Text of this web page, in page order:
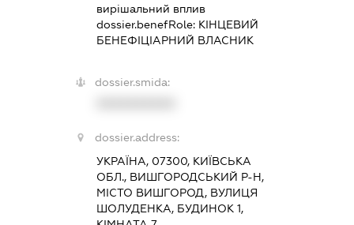
вирішальний вплив
dossier.benefRole: КІНЦЕВИЙ
БЕНЕФІЦІАРНИЙ ВЛАСНИК
dossier.smida:
dossier.address:
УКРАЇНА, 07300, КИЇВСЬКА
ОБЛ., ВИШГОРОДСЬКИЙ Р-Н,
МІСТО ВИШГОРОД, ВУЛИЦЯ
ШОЛУДЕНКА, БУДИНОК 1,